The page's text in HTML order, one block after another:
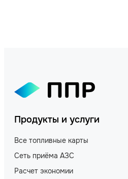
Продукты и услуги
Все топливные карты
Сеть приёма АЗС
Расчет экономии